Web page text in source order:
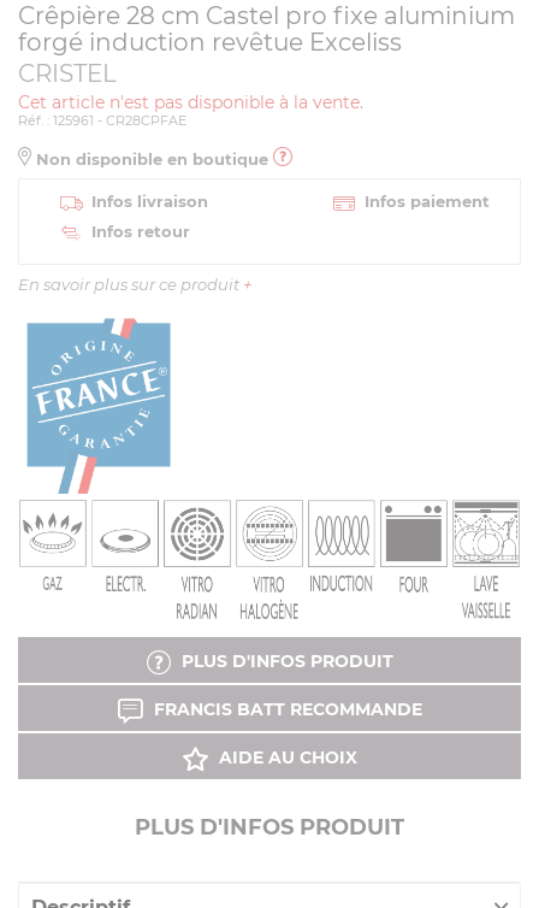
Crêpière 28 cm Castel pro fixe aluminium
forgé induction revêtue Exceliss
CRISTEL
Cet article n'est pas disponible à la vente.
Réf. : 125961 - CR28CPFAE
Non disponible en boutique
Infos livraison
Infos paiement
Infos retour
En savoir plus sur ce produit +
PLUS D'INFOS PRODUIT
FRANCIS BATT RECOMMANDE
AIDE AU CHOIX
PLUS D'INFOS PRODUIT